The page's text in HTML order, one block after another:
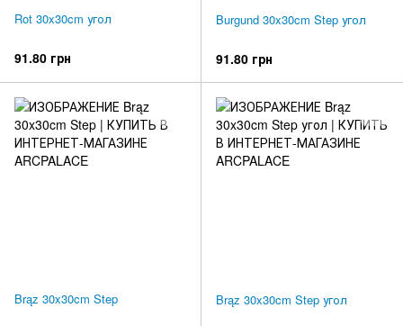
Rot 30x30cm угол
91.80 грн
Burgund 30x30cm Step угол
91.80 грн
Brąz 30x30cm Step Brąz 30x30cm Step угол